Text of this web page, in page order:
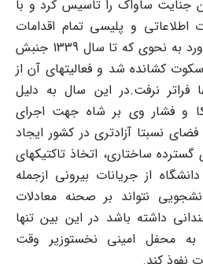
جنایت ساواک را تاسیس کرد و با
و پلیسی تمام اقدامات
دانشگاه را تحت کنترل درآورد به نحوی که تا سال 1339 جنبش
کشانده شد و فعالیتهای آن از
فراتر نرفت.در این سال به دلیل
و فشار وی بر شاه جهت اجرای
فضای نسبتا آزادتری در کشور ایجاد
ساختاری، اتخاذ تاکتیکهای
از جریانات بیرونی ازجمله
نتواند بر صحنه معادلات
داشته باشد در این بین تنها
محفل امینی نخست‏وزیر وقت